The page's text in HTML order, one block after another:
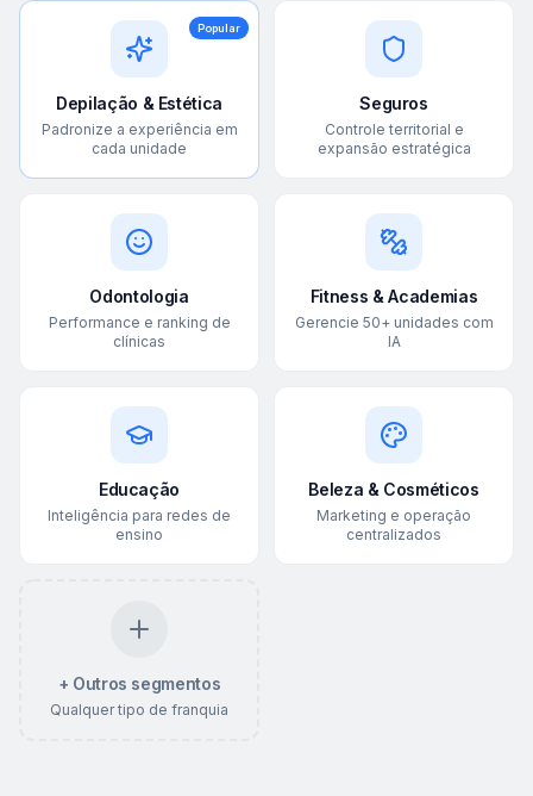
Popular
Depilação & Estética
Padronize a experiência em
cada unidade
Seguros
Controle territorial e
expansão estratégica
Odontologia
Performance e ranking de
clínicas
Fitness & Academias
Gerencie 50+ unidades com
IA
Educação
Inteligência para redes de
ensino
Beleza & Cosméticos
Marketing e operação
centralizados
+ Outros segmentos
Qualquer tipo de franquia